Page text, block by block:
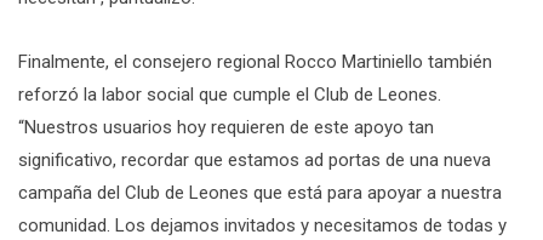
Finalmente, el consejero regional Rocco Martiniello también
reforzó la labor social que cumple el Club de Leones.
“Nuestros usuarios hoy requieren de este apoyo tan
significativo, recordar que estamos ad portas de una nueva
campaña del Club de Leones que está para apoyar a nuestra
comunidad. Los dejamos invitados y necesitamos de todas y